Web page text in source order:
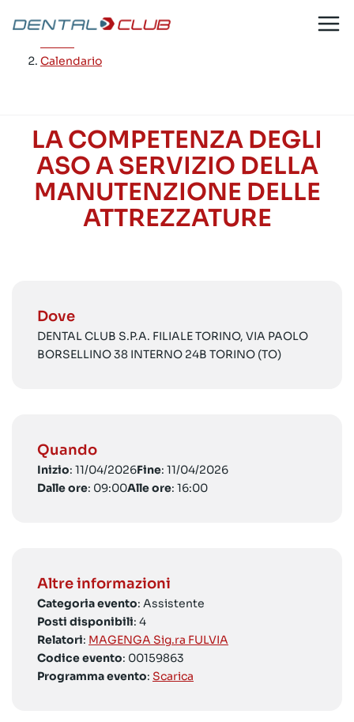
contenuto
Calendario
LA COMPETENZA DEGLI
ASO A SERVIZIO DELLA
MANUTENZIONE DELLE
ATTREZZATURE
Dove
DENTAL CLUB S.P.A. FILIALE TORINO, VIA PAOLO
BORSELLINO 38 INTERNO 24B TORINO (TO)
Quando
Inizio: 11/04/2026Fine: 11/04/2026
Dalle ore: 09:00Alle ore: 16:00
Altre informazioni
Categoria evento: Assistente
Posti disponibili: 4
Relatori: MAGENGA Sig.ra FULVIA
Codice evento: 00159863
Programma evento: Scarica